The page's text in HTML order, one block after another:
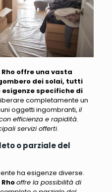
offre una vasta
dei solai, tutti
specifiche di
completamente un
oggetti ingombranti, il
efficienza e rapidità.
servizi offerti.
o parziale del
ha esigenze diverse.
offre la possibilità di